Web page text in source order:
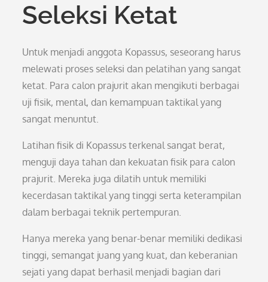
Seleksi Ketat
Untuk menjadi anggota Kopassus, seseorang harus
melewati proses seleksi dan pelatihan yang sangat
ketat. Para calon prajurit akan mengikuti berbagai
uji fisik, mental, dan kemampuan taktikal yang
sangat menuntut.
Latihan fisik di Kopassus terkenal sangat berat,
menguji daya tahan dan kekuatan fisik para calon
prajurit. Mereka juga dilatih untuk memiliki
kecerdasan taktikal yang tinggi serta keterampilan
dalam berbagai teknik pertempuran.
Hanya mereka yang benar-benar memiliki dedikasi
tinggi, semangat juang yang kuat, dan keberanian
sejati yang dapat berhasil menjadi bagian dari